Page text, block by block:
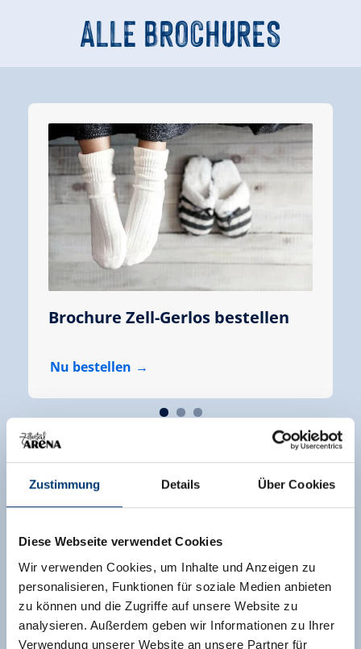
Zustimmung Details Über Cookies
Diese Webseite verwendet Cookies
Wir verwenden Cookies, um Inhalte und Anzeigen zu
personalisieren, Funktionen für soziale Medien anbieten
zu können und die Zugriffe auf unsere Website zu
analysieren. Außerdem geben wir Informationen zu Ihrer
Verwendung unserer Website an unsere Partner für
ALLE BROCHURES
Brochure Zell-Gerlos bestellen
Nu bestellen
SNEL EN VEILIG
ONLINE BOEKEN